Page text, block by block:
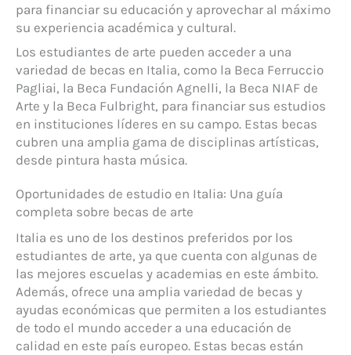
para financiar su educación y aprovechar al máximo
su experiencia académica y cultural.
Los estudiantes de arte pueden acceder a una
variedad de becas en Italia, como la Beca Ferruccio
Pagliai, la Beca Fundación Agnelli, la Beca NIAF de
Arte y la Beca Fulbright, para financiar sus estudios
en instituciones líderes en su campo. Estas becas
cubren una amplia gama de disciplinas artísticas,
desde pintura hasta música.
Oportunidades de estudio en Italia: Una guía
completa sobre becas de arte
Italia es uno de los destinos preferidos por los
estudiantes de arte, ya que cuenta con algunas de
las mejores escuelas y academias en este ámbito.
Además, ofrece una amplia variedad de becas y
ayudas económicas que permiten a los estudiantes
de todo el mundo acceder a una educación de
calidad en este país europeo. Estas becas están